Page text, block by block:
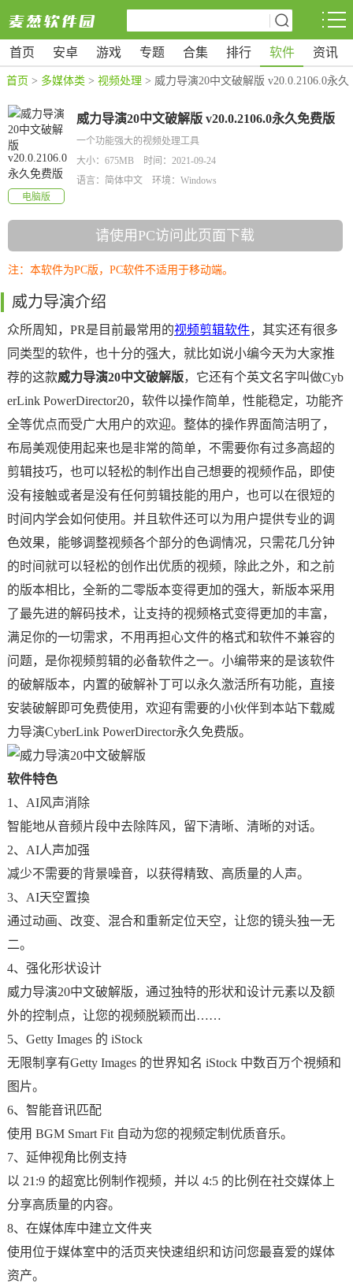
首页 安卓 游戏 专题 合集 排行 软件 资讯
首页 > 多媒体类 > 视频处理 > 威力导演20中文破解版 v20.0.2106.0永久
电脑版
威力导演20中文破解版 v20.0.2106.0永久免费版
一个功能强大的视频处理工具
大小：675MB 时间：2021-09-24
语言：简体中文 环境：Windows
请使用PC访问此页面下载
注：本软件为PC版，PC软件不适用于移动端。
威力导演介绍
众所周知，PR是目前最常用的视频剪辑软件，其实还有很多
同类型的软件，也十分的强大，就比如说小编今天为大家推
荐的这款威力导演20中文破解版，它还有个英文名字叫做Cyb
erLink PowerDirector20，软件以操作简单，性能稳定，功能齐
全等优点而受广大用户的欢迎。整体的操作界面简洁明了，
布局美观使用起来也是非常的简单，不需要你有过多高超的
剪辑技巧，也可以轻松的制作出自己想要的视频作品，即使
没有接触或者是没有任何剪辑技能的用户，也可以在很短的
时间内学会如何使用。并且软件还可以为用户提供专业的调
色效果，能够调整视频各个部分的色调情况，只需花几分钟
的时间就可以轻松的创作出优质的视频，除此之外，和之前
的版本相比，全新的二零版本变得更加的强大，新版本采用
了最先进的解码技术，让支持的视频格式变得更加的丰富，
满足你的一切需求，不用再担心文件的格式和软件不兼容的
问题，是你视频剪辑的必备软件之一。小编带来的是该软件
的破解版本，内置的破解补丁可以永久激活所有功能，直接
安装破解即可免费使用，欢迎有需要的小伙伴到本站下载威
力导演CyberLink PowerDirector永久免费版。
软件特色
1、AI风声消除
智能地从音频片段中去除阵风，留下清晰、清晰的对话。
2、AI人声加强
减少不需要的背景噪音，以获得精致、高质量的人声。
3、AI天空置換
通过动画、改变、混合和重新定位天空，让您的镜头独一无
二。
4、强化形状设计
威力导演20中文破解版，通过独特的形状和设计元素以及额
外的控制点，让您的视频脱颖而出……
5、Getty Images 的 iStock
无限制享有Getty Images 的世界知名 iStock 中数百万个視頻和
图片。
6、智能音讯匹配
使用 BGM Smart Fit 自动为您的视频定制优质音乐。
7、延伸视角比例支持
以 21:9 的超宽比例制作视频，并以 4:5 的比例在社交媒体上
分享高质量的内容。
8、在媒体库中建立文件夹
使用位于媒体室中的活页夹快速组织和访问您最喜爱的媒体
资产。